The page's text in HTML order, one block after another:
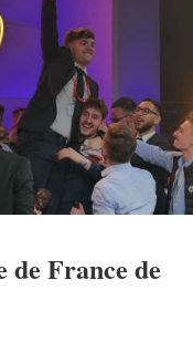
France de